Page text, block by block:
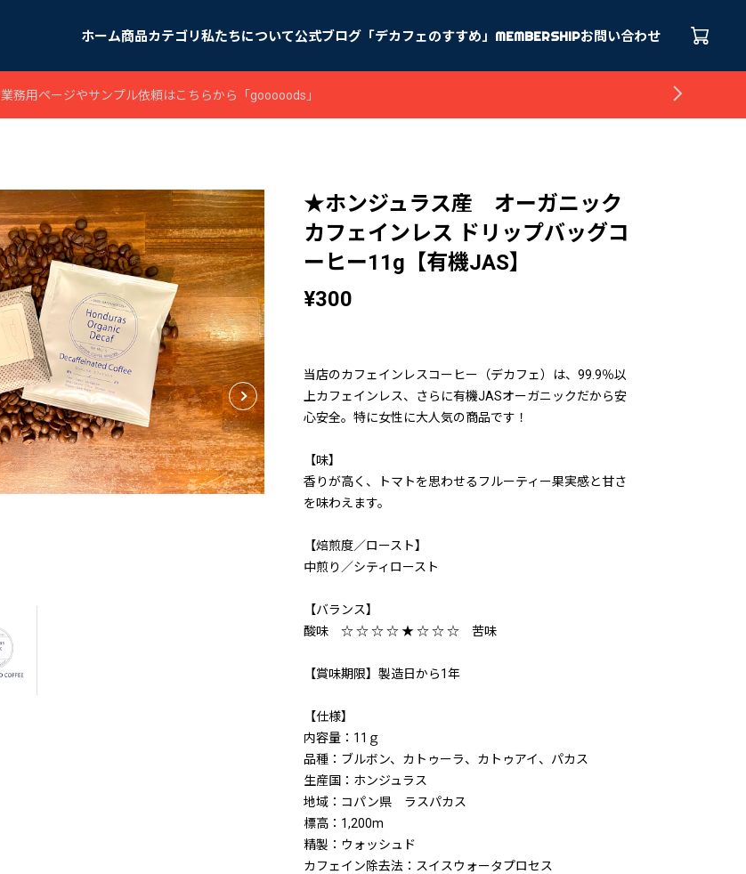
ホーム商品カテゴリ私たちについて公式ブログ「デカフェのすすめ」 MEMBERSHIPお問い合わせ
業務用ページやサンプル依頼はこちらから「gooooods」
★ホンジュラス産 オーガニック
カフェインレス ドリップバッグコ
ーヒー11g【有機JAS】
¥300
当店のカフェインレスコーヒー（デカフェ）は、99.9％以
上カフェインレス、さらに有機JASオーガニックだから安
心安全。特に女性に大人気の商品です！
【味】
香りが高く、トマトを思わせるフルーティー果実感と甘さ
を味わえます。
【焙煎度／ロースト】
中煎り／シティロースト
【バランス】
酸味 ☆ ☆ ☆ ☆ ★ ☆ ☆ ☆ 苦味
【賞味期限】製造日から1年
【仕様】
内容量：11ｇ
品種：ブルボン、カトゥーラ、カトゥアイ、パカス
生産国：ホンジュラス
地域：コパン県 ラスパカス
標高：1,200m
精製：ウォッシュド
カフェイン除去法：スイスウォータプロセス